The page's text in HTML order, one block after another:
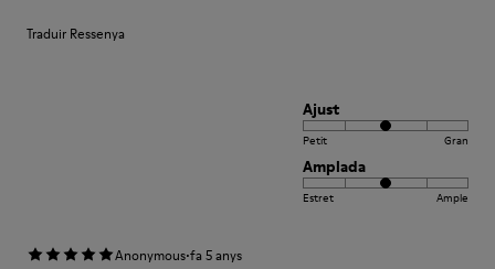
Traduir Ressenya
Ajust
Petit Gran
Amplada
Estret Ample
Anonymous·fa 5 anys